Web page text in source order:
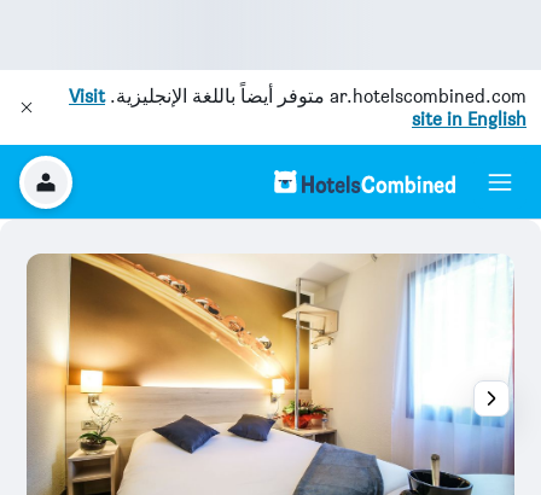
ar.hotelscombined.com متوفر أيضاً باللغة الإنجليزية.Visit
site in English